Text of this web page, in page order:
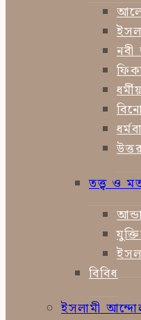
তত্ত্ব ও
বিবিধ
ইসলামী